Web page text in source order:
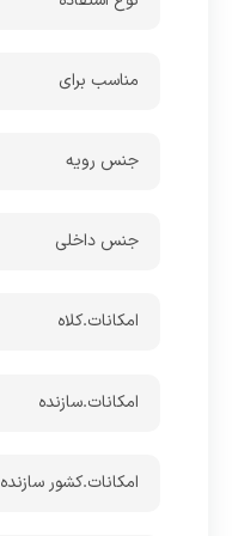
مناسب برای
جنس رویه
جنس داخلی
امکانات.کلاه
امکانات.سازنده
امکانات.کشور سازنده